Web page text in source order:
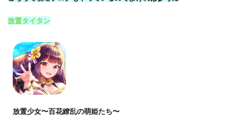
放置タイタン
放置少女〜百花繚乱の萌姫たち〜